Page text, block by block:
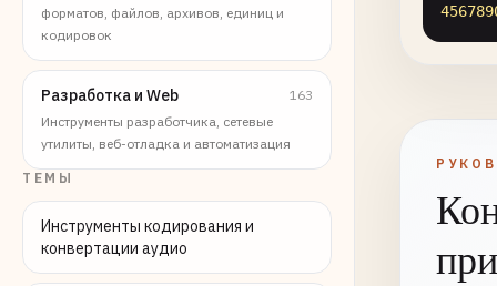
форматов, файлов, архивов, единиц и
кодировок
Разработка и Web
163
Инструменты разработчика, сетевые
утилиты, веб-отладка и автоматизация
ТЕМЫ
Инструменты кодирования и
конвертации аудио
#
#